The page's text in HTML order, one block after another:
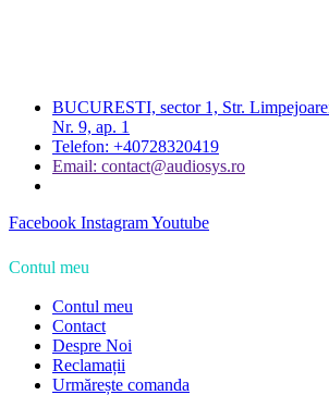
BUCURESTI, sector 1, Str.
Nr. 9, ap. 1
Telefon: +40728320419
Email: contact@audiosys.ro
Facebook InstagramYoutube
Contul meu
Contul meu
Contact
Despre Noi
Reclamații
Urmărește comanda